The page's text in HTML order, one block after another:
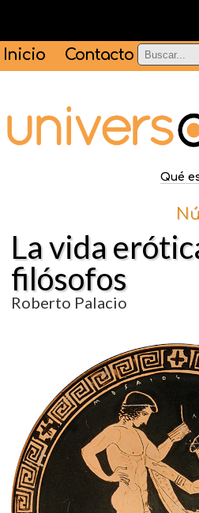
Inicio Contacto
Qué
La vida
filósofos
Roberto Palacio